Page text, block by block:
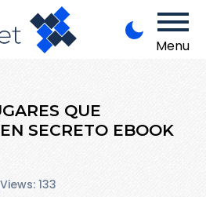
Menu
QUE
SECRETO EBOOK
Views: 133